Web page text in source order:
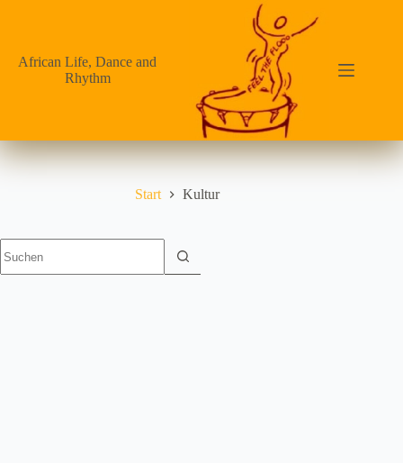
African Life, Dance and
Rhythm
Start Kultur
Ergebnisse